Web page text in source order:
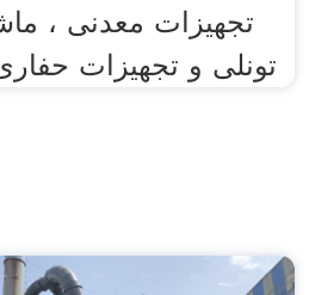
تجهیزات معدنی ،
تونلی و تجهیزات